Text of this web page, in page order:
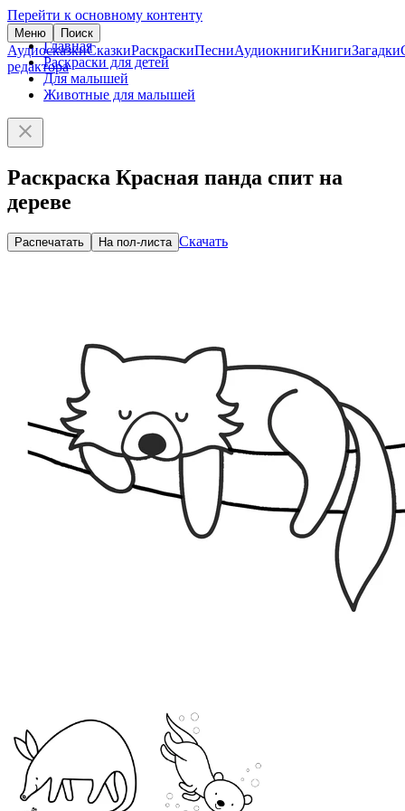
Перейти к основному контенту
Меню Поиск
АудиосказкиСказкиРаскраскиПесниАудиокнигиКнигиЗагадки
редактора
Главная
Раскраски для детей
Для малышей
Животные для малышей
Раскраска Красная панда спит на
дереве
Распечатать На пол-листа Скачать